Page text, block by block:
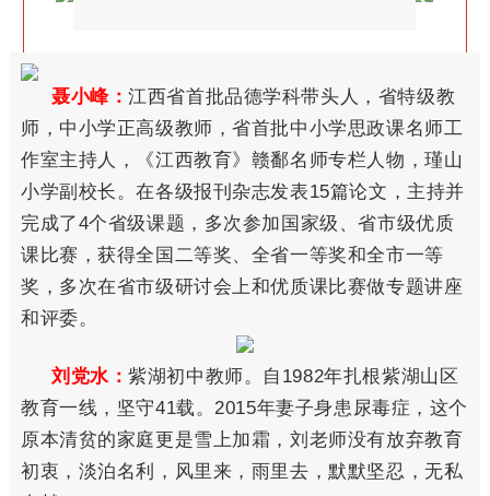
聂小峰：江西省首批品德学科带头人，省特级教
师，中小学正高级教师，省首批中小学思政课名师工
作室主持人，《江西教育》赣鄱名师专栏人物，瑾山
小学副校长。在各级报刊杂志发表15篇论文，主持并
完成了4个省级课题，多次参加国家级、省市级优质
课比赛，获得全国二等奖、全省一等奖和全市一等
奖，多次在省市级研讨会上和优质课比赛做专题讲座
和评委。
刘党水：紫湖初中教师。自1982年扎根紫湖山区
教育一线，坚守41载。2015年妻子身患尿毒症，这个
原本清贫的家庭更是雪上加霜，刘老师没有放弃教育
初衷，淡泊名利，风里来，雨里去，默默坚忍，无私